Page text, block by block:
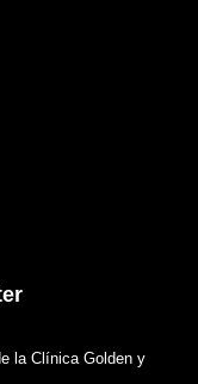
la Clínica Golden y